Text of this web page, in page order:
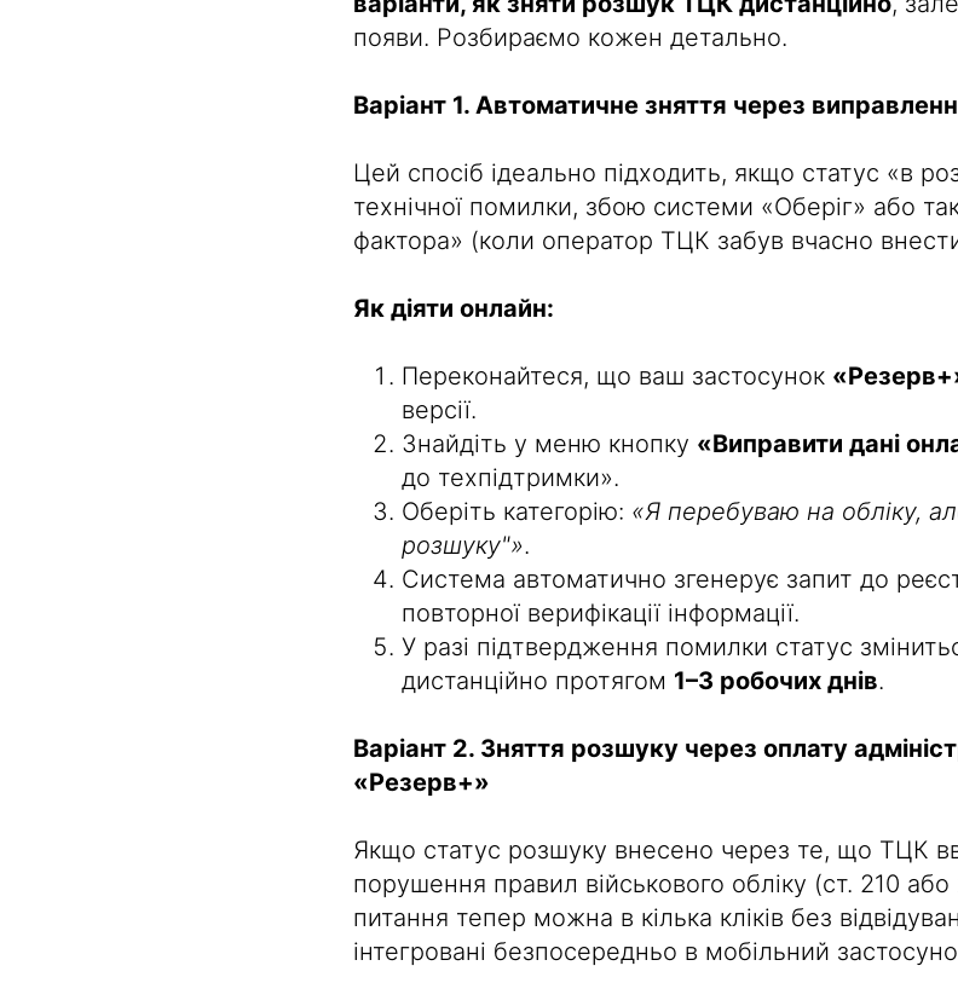
появи. Розбираємо кожен детально.
Варіант 1. Автоматичне зняття через
Цей спосіб ідеально підходить, якщо статус «в
технічної помилки, збою системи «Оберіг» або
фактора» (коли оператор ТЦК забув вчасно
Як діяти онлайн:
Переконайтеся, що ваш застосунок
версії.
Знайдіть у меню кнопку «Виправити дані
до техпідтримки».
Оберіть категорію: «Я перебуваю на обліку,
розшуку"».
Система автоматично згенерує запит до
повторної верифікації інформації.
У разі підтвердження помилки статус
дистанційно протягом 1–3 робочих днів.
Варіант 2. Зняття розшуку через оплату
«Резерв+»
Якщо статус розшуку внесено через те, що ТЦК
порушення правил військового обліку (ст. 210
питання тепер можна в кілька кліків без
інтегровані безпосередньо в мобільний